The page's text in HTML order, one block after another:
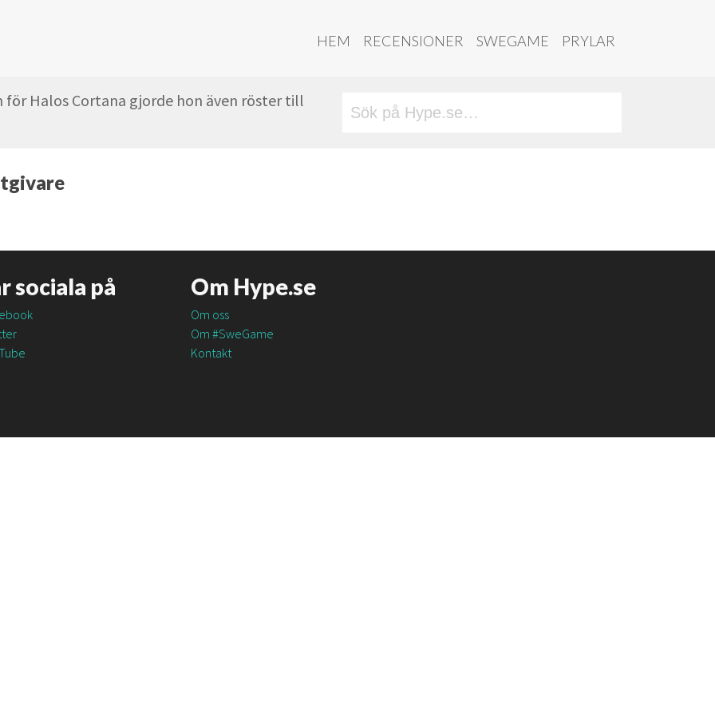
HEM RECENSIONER SWEGAME PRYLAR
för Halos Cortana gjorde hon även röster till
sociala på Om Hype.se
Om oss
Om #SweGame
Kontakt